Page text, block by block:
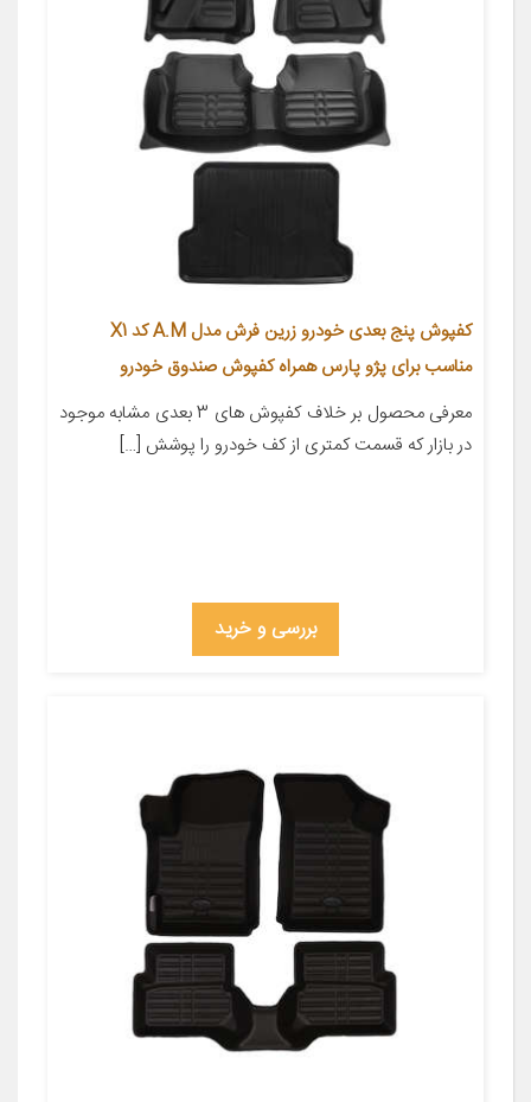
کفپوش پنج بعدی خودرو زرین فرش مدل A.M کد X1
مناسب برای پژو پارس همراه کفپوش صندوق خودرو
معرفی محصول بر خلاف کفپوش های 3 بعدی مشابه موجود
در بازار که قسمت کمتری از کف خودرو را پوشش […]
بررسی و خرید